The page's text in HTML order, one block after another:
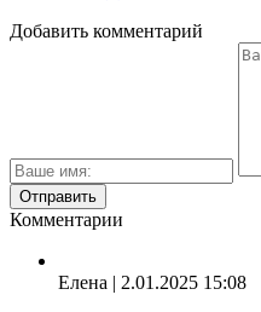
Добавить комментарий
Комментарии
Елена | 2.01.2025 15:08